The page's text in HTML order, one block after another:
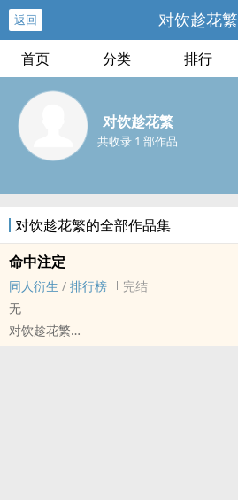
返回 对饮趁花繁
首页 分类 排行
对饮趁花繁
共收录 1 部作品
对饮趁花繁的全部作品集
命中注定
同人衍生 / 排行榜
完结
无
对饮趁花繁